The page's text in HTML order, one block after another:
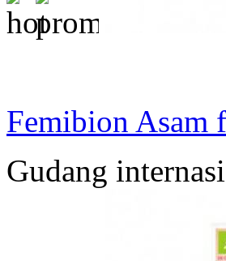
Femibion Asam
Gudang